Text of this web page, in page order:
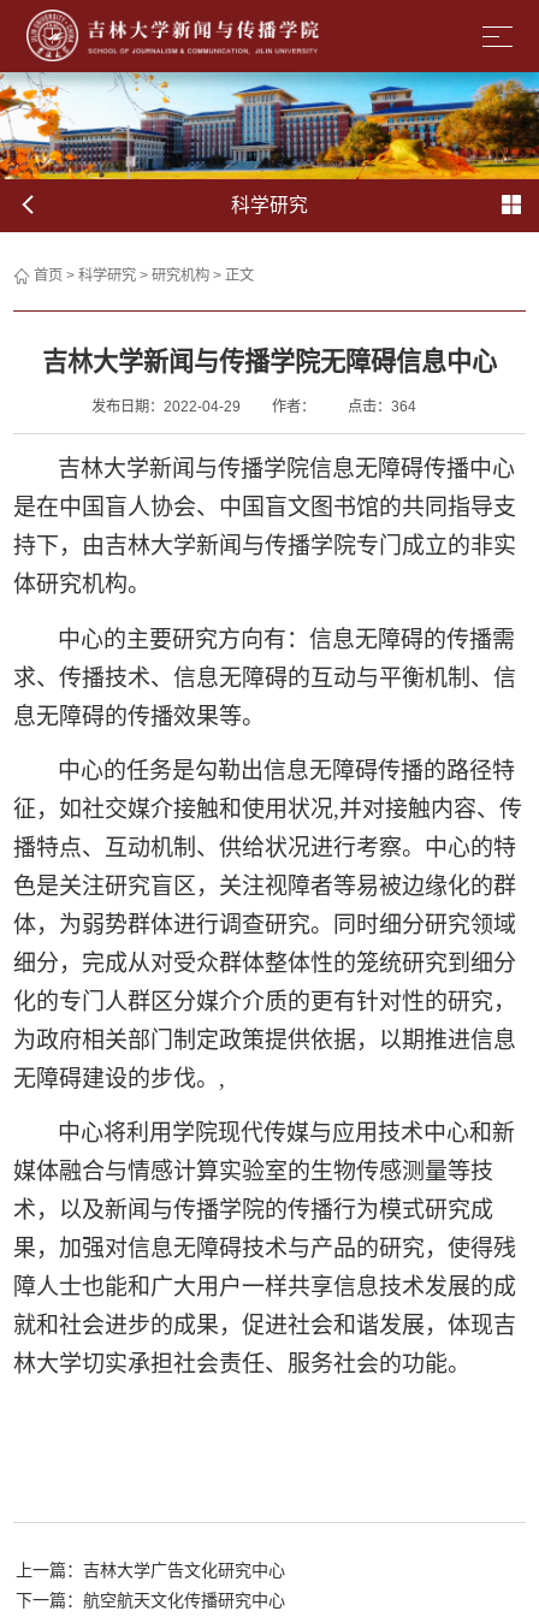
科学研究
首页 >科学研究 >研究机构 > 正文
吉林大学新闻与传播学院无障碍信息中心
发布日期：2022-04-29 作者： 点击： 364
吉林大学新闻与传播学院信息无障碍传播中心
是在中国盲人协会、中国盲文图书馆的共同指导支
持下，由吉林大学新闻与传播学院专门成立的非实
体研究机构。
中心的主要研究方向有：信息无障碍的传播需
求、传播技术、信息无障碍的互动与平衡机制、信
息无障碍的传播效果等。
中心的任务是勾勒出信息无障碍传播的路径特
征，如社交媒介接触和使用状况,并对接触内容、传
播特点、互动机制、供给状况进行考察。中心的特
色是关注研究盲区，关注视障者等易被边缘化的群
体，为弱势群体进行调查研究。同时细分研究领域
细分，完成从对受众群体整体性的笼统研究到细分
化的专门人群区分媒介介质的更有针对性的研究，
为政府相关部门制定政策提供依据，以期推进信息
无障碍建设的步伐。 ,
中心将利用学院现代传媒与应用技术中心和新
媒体融合与情感计算实验室的生物传感测量等技
术，以及新闻与传播学院的传播行为模式研究成
果，加强对信息无障碍技术与产品的研究，使得残
障人士也能和广大用户一样共享信息技术发展的成
就和社会进步的成果，促进社会和谐发展，体现吉
林大学切实承担社会责任、服务社会的功能。
上一篇：吉林大学广告文化研究中心
下一篇：航空航天文化传播研究中心